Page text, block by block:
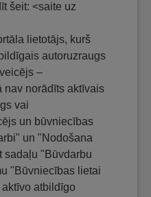
šeit: <saite uz
lietotājs, kurš
autoruzraugs
–
nav norādīts aktīvais
vai
un būvniecības
un "Nodošana
sadaļu "Būvdarbu
"Būvniecības lietai
atbildīgo